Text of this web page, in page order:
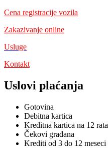
Cena registracije vozila
Zakazivanje online
Usluge
Kontakt
Uslovi plaćanja
Gotovina
Debitna kartica
Kreditna kartica na 12 rata
Čekovi građana
Krediti od 3 do 12 meseci